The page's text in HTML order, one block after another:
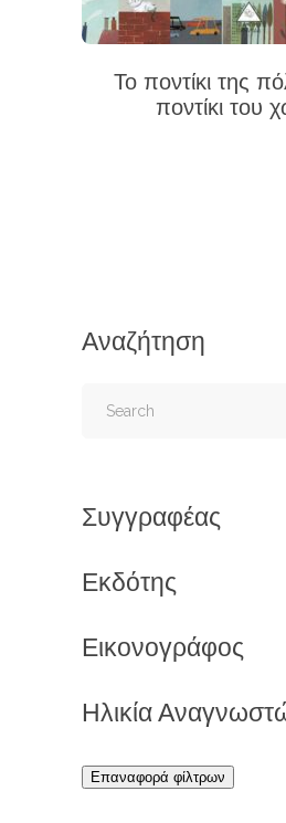
Το ποντίκι της
ποντίκι του
Αναζήτηση
Συγγραφέας
Εκδότης
Εικονογράφος
Ηλικία
Επαναφορά φίλτρων